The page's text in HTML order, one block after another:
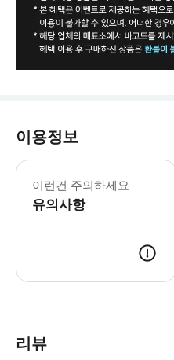
이용정보
이런건 주의하세요
유의사항
리뷰